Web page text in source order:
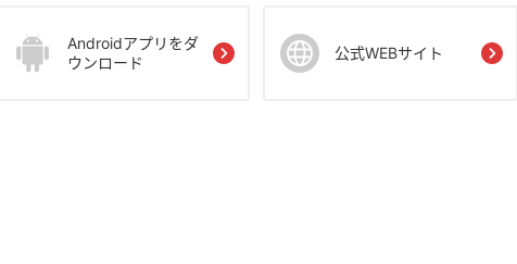
Androidアプリをダ
ウンロード
公式WEBサイト